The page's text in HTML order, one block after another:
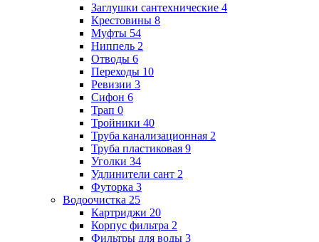
Заглушки сантехнические 4
Крестовины 8
Муфты 54
Ниппель 2
Отводы 6
Переходы 10
Ревизии 3
Сифон 6
Трап 0
Тройники 40
Труба канализационная 2
Труба пластиковая 9
Уголки 34
Удлинители сант 2
Футорка 3
Водоочистка 25
Картриджи 20
Корпус фильтра 2
Фильтры для воды 3